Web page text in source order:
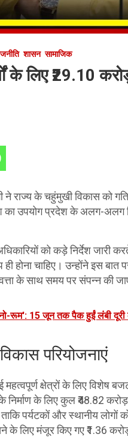
शासन सामाजिक
के लिए ₹29.10
ने राज्य के चहुंमुखी विकास को
का उपयोग प्रदेश के अलग-
को कड़े निर्देश जारी
होना चाहिए। उन्होंने इस बात
के साथ समय पर संपन्न की
रूम': 15 जून तक पैक हुईं लंबी
परियोजनाएं
महत्वपूर्ण क्षेत्रों के लिए विशेष
निर्माण के लिए कुल ₹48.82
पर्यटकों और स्थानीय
के लिए मंजूर किए गए ₹1.36